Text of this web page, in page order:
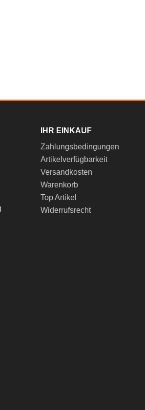
IHR EINKAUF
Zahlungsbedingungen
Artikelverfügbarkeit
Versandkosten
Warenkorb
Top Artikel
Widerrufsrecht